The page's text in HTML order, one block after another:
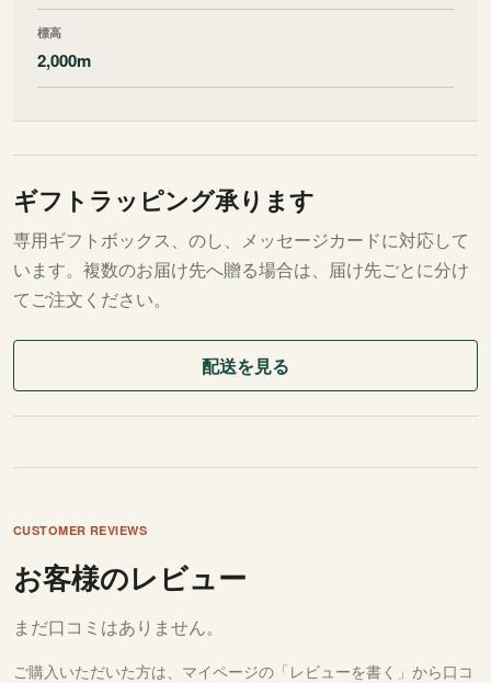
標高
2,000m
ギフトラッピング承ります
専用ギフトボックス、のし、メッセージカードに対応して
います。複数のお届け先へ贈る場合は、届け先ごとに分け
てご注文ください。
配送を見る
CUSTOMER REVIEWS
お客様のレビュー
まだ口コミはありません。
ご購入いただいた方は、 マイページの「レビューを書く」 から口コ